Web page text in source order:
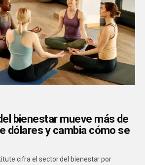
bienestar mueve más de
dólares y cambia cómo se
cifra el sector del bienestar por